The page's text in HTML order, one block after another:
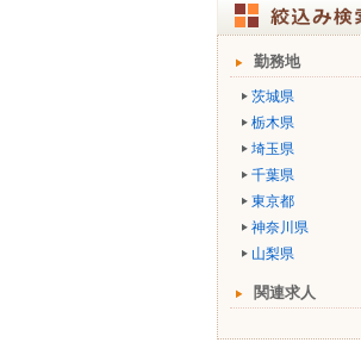
勤務地
茨城県
栃木県
埼玉県
千葉県
東京都
神奈川県
山梨県
関連求人